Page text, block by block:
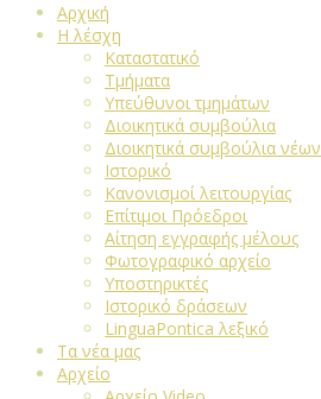
Αρχική
Η λέσχη
Καταστατικό
Τμήματα
Υπεύθυνοι τμημάτων
Διοικητικά συμβούλια
Διοικητικά συμβούλια νέων
Ιστορικό
Κανονισμοί λειτουργίας
Επίτιμοι Πρόεδροι
Αίτηση εγγραφής μέλους
Φωτογραφικό αρχείο
Υποστηρικτές
Ιστορικό δράσεων
LinguaPontica λεξικό
Τα νέα μας
Αρχείο